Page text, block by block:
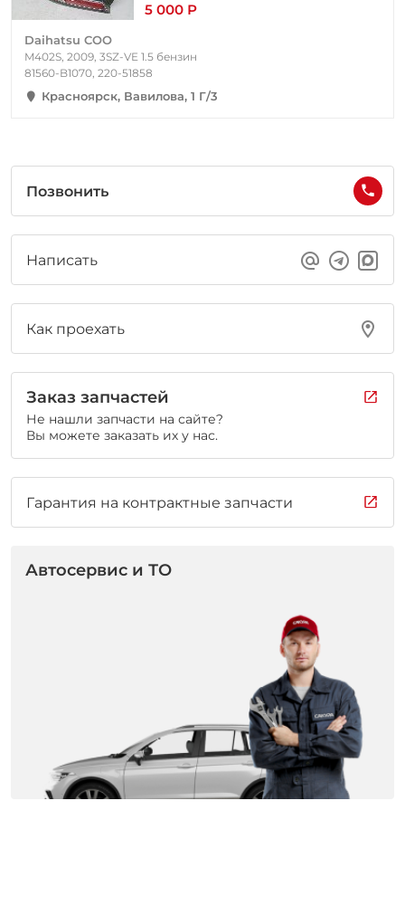
5 000 Р
Daihatsu COO
M402S, 2009, 3SZ-VE 1.5 бензин
81560-B1070, 220-51858
Красноярск, Вавилова, 1 Г/3
Позвонить
Написать
Как проехать
Заказ запчастей
Не нашли запчасти на сайте?
Вы можете заказать их у нас.
Гарантия на контрактные запчасти
Автосервис и ТО